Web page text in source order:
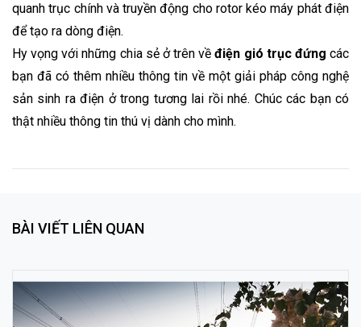
quanh trục chính và truyền động cho rotor kéo máy phát điện
để tạo ra dòng điện.
Hy vọng với những chia sẻ ở trên vềđiện gió trục đứng các
bạn đã có thêm nhiều thông tin về một giải pháp công nghệ
sản sinh ra điện ở trong tương lai rồi nhé. Chúc các bạn có
thật nhiều thông tin thú vị dành cho mình.
BÀI VIẾT LIÊN QUAN